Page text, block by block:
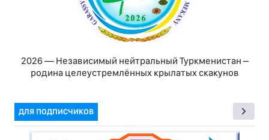
2026 — Независимый нейтральный Туркменистан –
родина целеустремлённых крылатых скакунов
ДЛЯ ПОДПИСЧИКОВ